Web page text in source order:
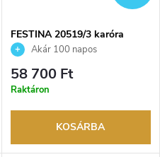
FESTINA 20519/3 karóra
Akár 100 napos
márkakereskedő.
58 700 Ft
Raktáron
KOSÁRBA